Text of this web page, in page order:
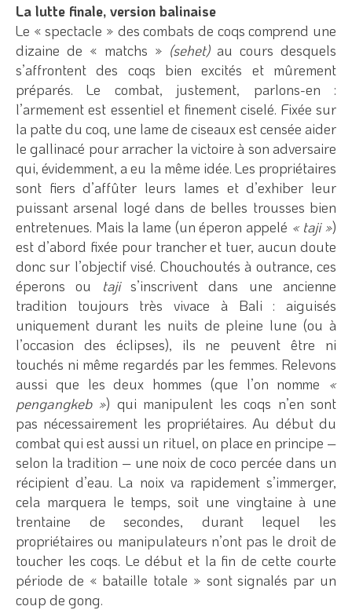
La lutte finale, version balinaise
Le « spectacle » des combats de coqs comprend une
dizaine de « matchs » (sehet)au cours desquels
s’affrontent des coqs bien excités et mûrement
préparés. Le combat, justement, parlons-en :
l’armement est essentiel et finement ciselé. Fixée sur
la patte du coq, une lame de ciseaux est censée aider
le gallinacé pour arracher la victoire à son adversaire
qui, évidemment, a eu la même idée. Les propriétaires
sont fiers d’affûter leurs lames et d’exhiber leur
puissant arsenal logé dans de belles trousses bien
entretenues. Mais la lame (un éperon appelé « taji »)
est d’abord fixée pour trancher et tuer, aucun doute
donc sur l’objectif visé. Chouchoutés à outrance, ces
éperons ou tajis’inscrivent dans une ancienne
tradition toujours très vivace à Bali : aiguisés
uniquement durant les nuits de pleine lune (ou à
l’occasion des éclipses), ils ne peuvent être ni
touchés ni même regardés par les femmes. Relevons
aussi que les deux hommes (que l’on nomme «
pengangkeb ») qui manipulent les coqs n’en sont
pas nécessairement les propriétaires. Au début du
combat qui est aussi un rituel, on place en principe –
selon la tradition – une noix de coco percée dans un
récipient d’eau. La noix va rapidement s’immerger,
cela marquera le temps, soit une vingtaine à une
trentaine de secondes, durant lequel les
propriétaires ou manipulateurs n’ont pas le droit de
toucher les coqs. Le début et la fin de cette courte
période de « bataille totale » sont signalés par un
coup de gong.